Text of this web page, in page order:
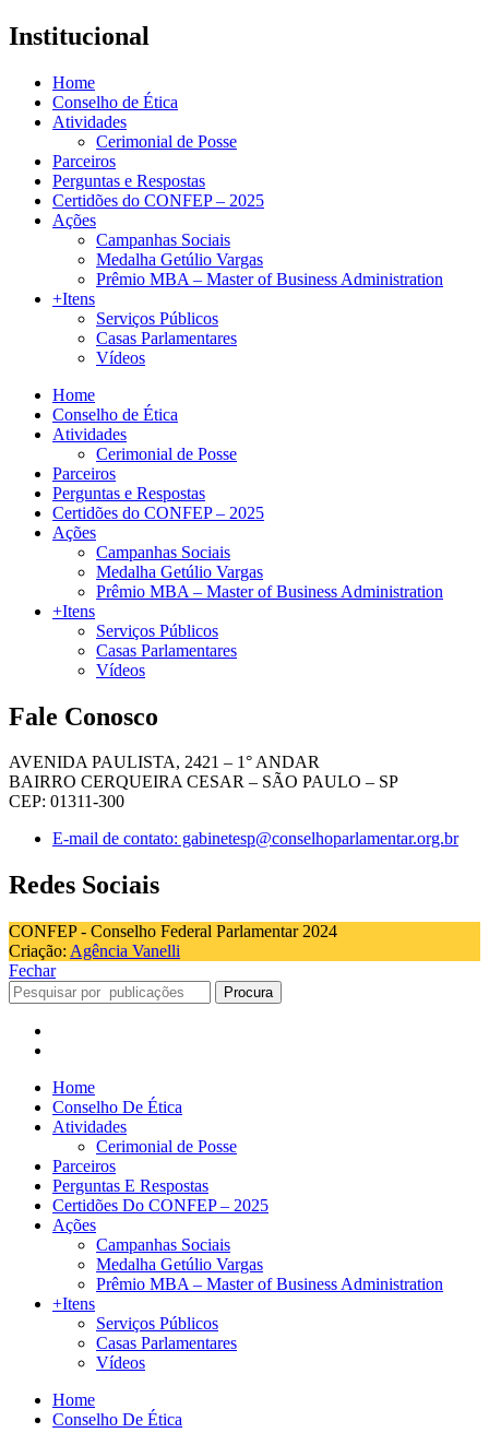
Institucional
Home
Conselho de Ética
Atividades
Cerimonial de Posse
Parceiros
Perguntas e Respostas
Certidões do CONFEP – 2025
Ações
Campanhas Sociais
Medalha Getúlio Vargas
Prêmio MBA – Master of Business Administration
+Itens
Serviços Públicos
Casas Parlamentares
Vídeos
Home
Conselho de Ética
Atividades
Cerimonial de Posse
Parceiros
Perguntas e Respostas
Certidões do CONFEP – 2025
Ações
Campanhas Sociais
Medalha Getúlio Vargas
Prêmio MBA – Master of Business Administration
+Itens
Serviços Públicos
Casas Parlamentares
Vídeos
Fale Conosco
AVENIDA PAULISTA, 2421 – 1° ANDAR
BAIRRO CERQUEIRA CESAR – SÃO PAULO – SP
CEP: 01311-300
E-mail de contato: gabinetesp@conselhoparlamentar.org.br
Redes Sociais
CONFEP - Conselho Federal Parlamentar 2024
Criação: Agência Vanelli
Fechar
Procura
Home
Conselho De Ética
Atividades
Cerimonial de Posse
Parceiros
Perguntas E Respostas
Certidões Do CONFEP – 2025
Ações
Campanhas Sociais
Medalha Getúlio Vargas
Prêmio MBA – Master of Business Administration
+Itens
Serviços Públicos
Casas Parlamentares
Vídeos
Home
Conselho De Ética